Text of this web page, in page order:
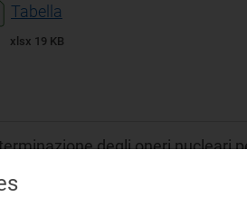
Tabella
xlsx 19 KB
degli oneri nucleari